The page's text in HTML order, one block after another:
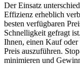
Der Einsatz
Effizienz erheblich
besten verfügbaren
Schnelligkeit gefragt
Ihnen, einen Kauf
Preis auszuführen.
minimieren und